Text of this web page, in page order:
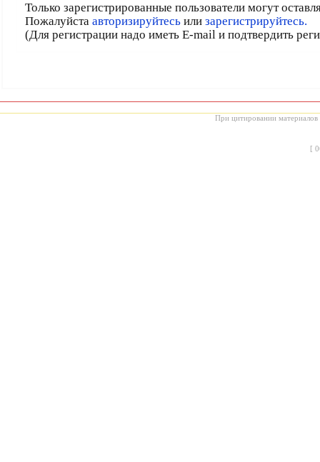
Только зарегистрированные пользователи могут
Пожалуйста авторизируйтесьили зарегистрируйтесь.
(Для регистрации надо иметь E-mail и подтвердить
При цитировании материалов
[